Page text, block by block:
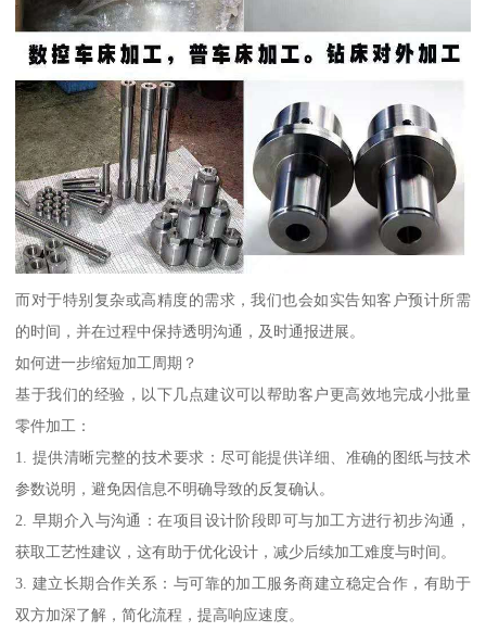
而对于特别复杂或高精度的需求，我们也会如实告知客户预计所需
的时间，并在过程中保持透明沟通，及时通报进展。
如何进一步缩短加工周期？
基于我们的经验，以下几点建议可以帮助客户更高效地完成小批量
零件加工：
1. 提供清晰完整的技术要求：尽可能提供详细、准确的图纸与技术
参数说明，避免因信息不明确导致的反复确认。
2. 早期介入与沟通：在项目设计阶段即可与加工方进行初步沟通，
获取工艺性建议，这有助于优化设计，减少后续加工难度与时间。
3. 建立长期合作关系：与可靠的加工服务商建立稳定合作，有助于
双方加深了解，简化流程，提高响应速度。